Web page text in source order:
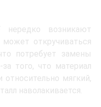
возникают
откручиваться
потребует замены
того, что материал
мягкий,
наволакивается.